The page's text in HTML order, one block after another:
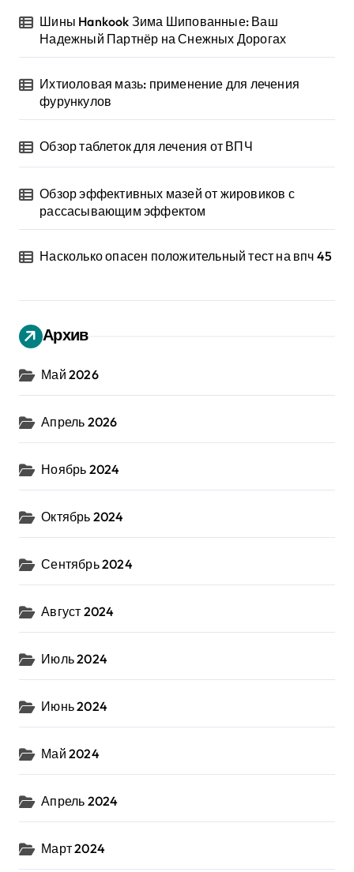
Шины Hankook Зима Шипованные: Ваш
Надежный Партнёр на Снежных Дорогах
Ихтиоловая мазь: применение для лечения
фурункулов
Обзор таблеток для лечения от ВПЧ
Обзор эффективных мазей от жировиков с
рассасывающим эффектом
Насколько опасен положительный тест на впч 45
Архив
Май 2026
Апрель 2026
Ноябрь 2024
Октябрь 2024
Сентябрь 2024
Август 2024
Июль 2024
Июнь 2024
Май 2024
Апрель 2024
Март 2024